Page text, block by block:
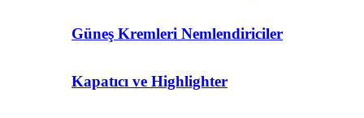
Güneş Kremleri Nemlendiriciler
Kapatıcı ve Highlighter